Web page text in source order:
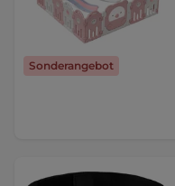
Sonderangebot